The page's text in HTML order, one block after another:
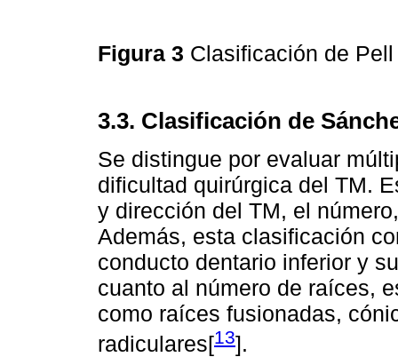
Figura 3 Clasificación de
3.3. Clasificación de
Se distingue por evaluar
dificultad quirúrgica del TM.
y dirección del TM, el
Además, esta clasificación
conducto dentario inferior y
cuanto al número de raíces,
como raíces fusionadas,
radiculares[13].